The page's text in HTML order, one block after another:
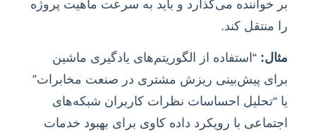
بر خواننده می‌گذارد و باید به سرعت ماهیت پروژه
را منتقل کند.
مثال: “استفاده از الگوریتم‌های یادگیری ماشین
برای پیش‌بینی ریزش مشتری در صنعت مخابرات”
یا “تحلیل احساسات نظرات کاربران شبکه‌های
اجتماعی با رویکرد داده کاوی برای بهبود خدمات